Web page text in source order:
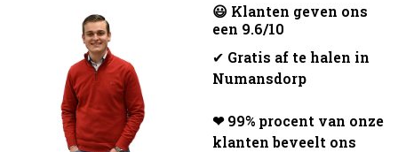
😃 Klanten geven ons
een 9.6/10
✔ Gratis af te halen in
Numansdorp
❤ 99% procent van onze
klanten beveelt ons